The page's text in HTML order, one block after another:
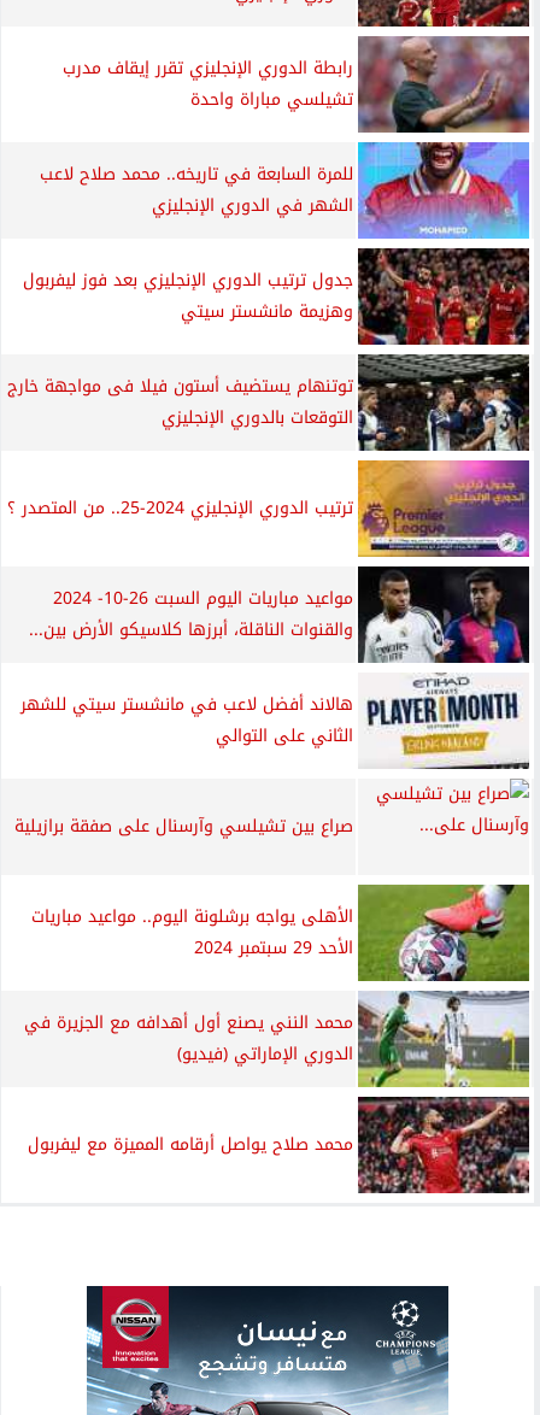
رابطة الدوري الإنجليزي تقرر إيقاف مدرب
تشيلسي مباراة واحدة
للمرة السابعة في تاريخه.. محمد صلاح لاعب
الشهر في الدوري الإنجليزي
جدول ترتيب الدوري الإنجليزي بعد فوز ليفربول
وهزيمة مانشستر سيتي
توتنهام يستضيف أستون فيلا فى مواجهة خارج
التوقعات بالدوري الإنجليزي
ترتيب الدوري الإنجليزي 2024-25.. من المتصدر ؟
مواعيد مباريات اليوم السبت 26-10- 2024
والقنوات الناقلة، أبرزها كلاسيكو الأرض بين...
هالاند أفضل لاعب في مانشستر سيتي للشهر
الثاني على التوالي
صراع بين تشيلسي وآرسنال على صفقة برازيلية
الأهلى يواجه برشلونة اليوم.. مواعيد مباريات
الأحد 29 سبتمبر 2024
محمد النني يصنع أول أهدافه مع الجزيرة في
الدوري الإماراتي (فيديو)
محمد صلاح يواصل أرقامه المميزة مع ليفربول